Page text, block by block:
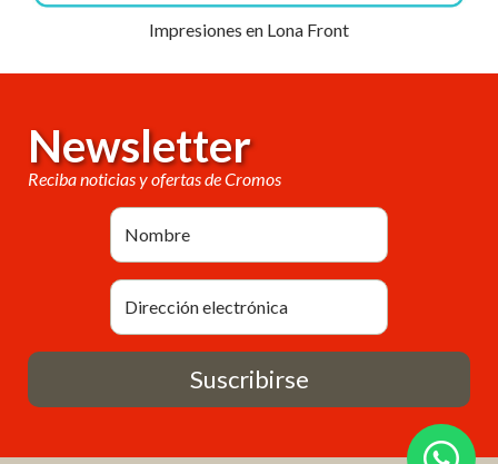
Impresiones en Lona Front
Newsletter
Reciba noticias y ofertas de Cromos
Suscribirse